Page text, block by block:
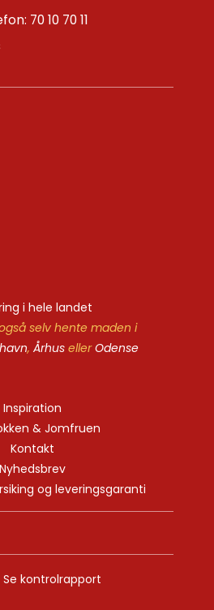
70 10 70 11
i hele landet
selv hente maden i
, ÅrhusellerOdense
Inspiration
& Jomfruen
Kontakt
Nyhedsbrev
og leveringsgaranti
Se kontrolrapport